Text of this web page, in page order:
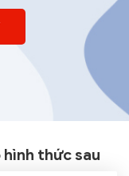
thức sau